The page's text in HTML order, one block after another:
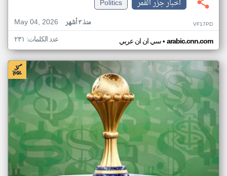
اخبار جزر القمر
Politics
May 04, 2026
منذ ٣ أشهر VF17PD
سي ان ان عربي• arabic.cnn.com عدد الكلمات: ٢٣١